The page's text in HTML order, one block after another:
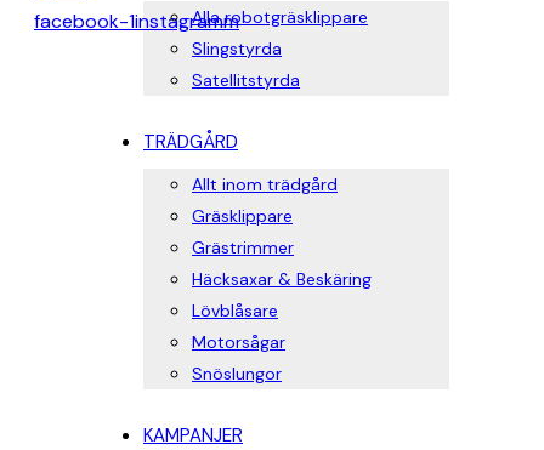
facebook-1instagrammAlla robotgräsklippare
Slingstyrda
Satellitstyrda
TRÄDGÅRD
Allt inom trädgård
Gräsklippare
Grästrimmer
Häcksaxar & Beskäring
Lövblåsare
Motorsågar
Snöslungor
KAMPANJER